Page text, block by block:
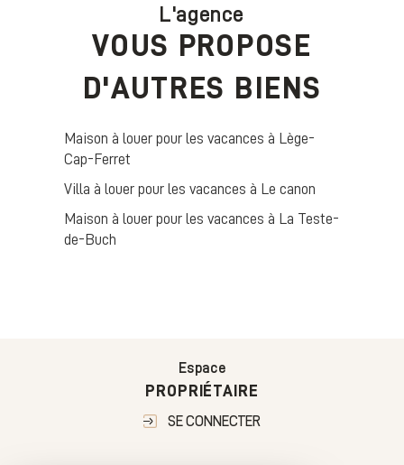
L'agence
VOUS PROPOSE
D'AUTRES BIENS
Maison à louer pour les vacances à Lège-
Cap-Ferret
Villa à louer pour les vacances à Le canon
Maison à louer pour les vacances à La Teste-
de-Buch
Espace
PROPRIÉTAIRE
SE CONNECTER